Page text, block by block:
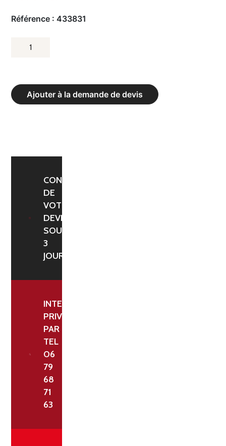
Référence :433831
Ajouter à la demande de devis
QUANTITÉ
POUR
MATELAS
ENDUITE
TARPAULIN
CONFIRMATION
DE
VOTRE
DEVIS
SOUS
3
JOURS
INTERLOCUTEUR
PRIVILÉGIÉ
PAR
TEL
06
79
68
71
63